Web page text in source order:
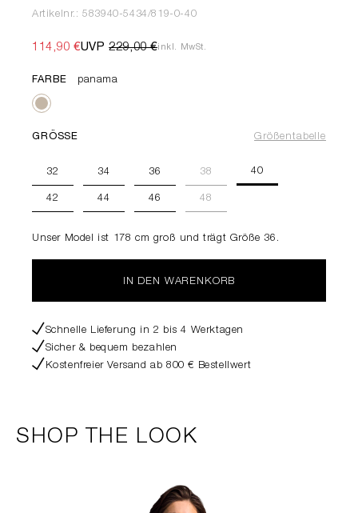
Artikelnr.: 583940-5434/819-0-40
114,90 €UVP229,00 €inkl. MwSt.
FARBE panama
GRÖSSE Größentabelle
32 34 36 38 40
42 44 46 48
Unser Model ist 178 cm groß und trägt Größe 36.
IN DEN WARENKORB
Schnelle Lieferung in 2 bis 4 Werktagen
Sicher & bequem bezahlen
Kostenfreier Versand ab 800 € Bestellwert
SHOP THE LOOK